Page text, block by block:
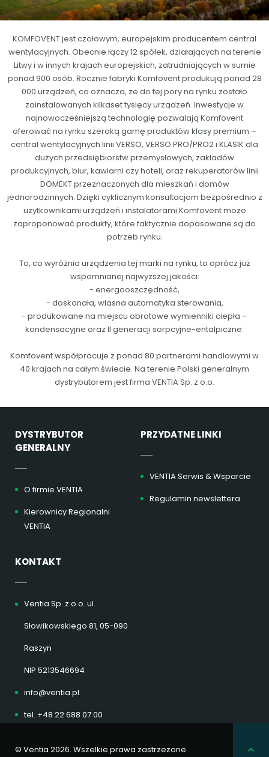
KOMFOVENT jest czołowym, europejskim producentem central
wentylacyjnych. Obecnie łączy 12 spółek, działających na terenie
Litwy i w innych krajach europejskich, zatrudniających w sumie
ponad 900 osób. Rocznie fabryki Komfovent produkują ponad 28
000 urządzeń, co oznacza, że do tej pory na rynku zostało
zainstalowanych kilkaset tysięcy urządzeń. Inwestycje w
najnowocześniejszą technologię pozwalają Komfovent
oferować na rynku szeroką gamę produktów klasy premium –
central wentylacyjnych linii VERSO, VERSO PRO/PRO2 i KLASIK dla
dużych przedsiębiorstw przemysłowych, zakładów
produkcyjnych, biur, kawiarni czy hoteli, oraz rekuperatorów linii
DOMEKT przeznaczonych dla mieszkań i domów
jednorodzinnych. Dzięki cyklicznym konsultacjom bezpośrednio z
użytkownikami urządzeń i instalatorami Komfovent może
zaproponować produkty, które faktycznie dopasowane są do
potrzeb rynku.
To, co wyróżnia urządzenia tej marki na rynku, to oprócz już
wspomnianej najwyższej jakości:
- energooszczędność,
- doskonała, własna automatyka sterowania,
- produkowane na miejscu obrotowe wymienniki ciepła –
kondensacyjne oraz II generacji sorpcyjne-entalpiczne.
Komfovent współpracuje z ponad 80 partnerami handlowymi w
40 krajach na całym świecie. Na terenie Polski generalnym
dystrybutorem jest firma VENTIA Sp. z o.o.
DYSTRYBUTOR
GENERALNY
O firmie VENTIA
Kierownicy Regionalni
VENTIA
PRZYDATNE LINKI
VENTIA Serwis & Wsparcie
Regulamin newslettera
KONTAKT
Ventia Sp. z o.o. ul.
Słowikowskiego 81, 05-090
Raszyn
NIP 5213546694
info@ventia.pl
tel. +48 22 688 07 00
© Ventia 2026. Wszelkie prawa zastrzeżone.